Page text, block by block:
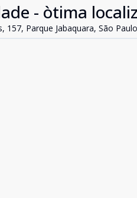
- òtima
157, Parque Jabaquara, São